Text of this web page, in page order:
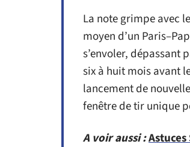
La note grimpe avec
moyen d’un
s’envoler, dépassant
six à huit mois avant
lancement de
fenêtre de tir unique
A voir aussi :